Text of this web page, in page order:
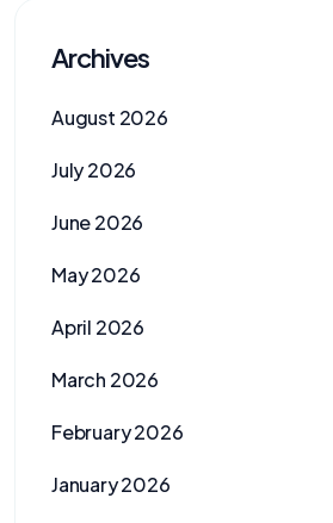
Archives
August 2026
July 2026
June 2026
May 2026
April 2026
March 2026
February 2026
January 2026